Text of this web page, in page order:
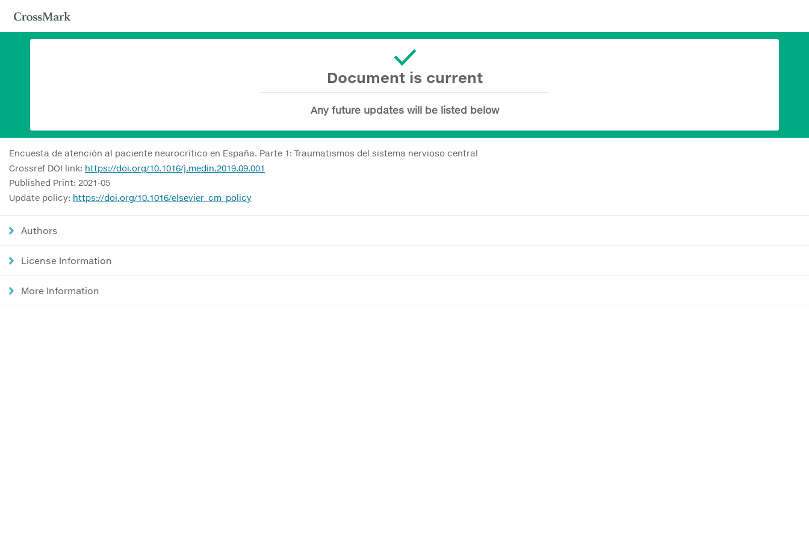
Document is current
Any future updates will be listed below
Encuesta de atención al paciente neurocrítico en España. Parte 1: Traumatismos del sistema nervioso central
Crossref DOI link: https://doi.org/10.1016/j.medin.2019.09.001
Published Print: 2021-05
Update policy: https://doi.org/10.1016/elsevier_cm_policy
Authors
License Information
More Information